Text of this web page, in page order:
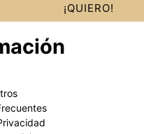
¡QUIERO!